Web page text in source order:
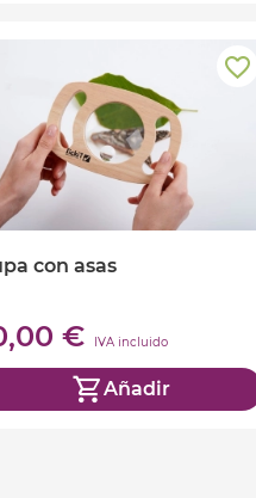
con asas
€ IVA incluido
Añadir